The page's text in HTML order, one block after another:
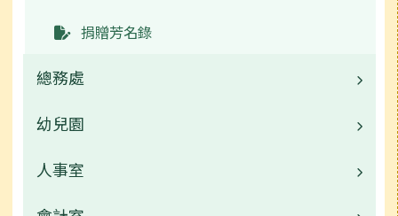
捐贈芳名錄
總務處
業務職掌
校園公告
常用連結
幼兒園
校園公告
人事室